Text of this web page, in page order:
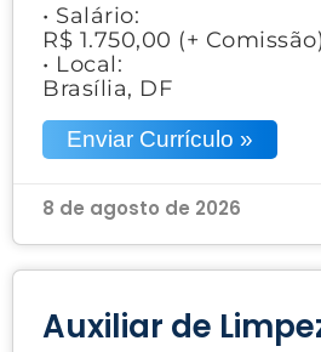
• Salário:
R$ 1.750,00 (+ Comissão)
• Local:
Brasília, DF
Enviar Currículo »
8 de agosto de 2026
Auxiliar de